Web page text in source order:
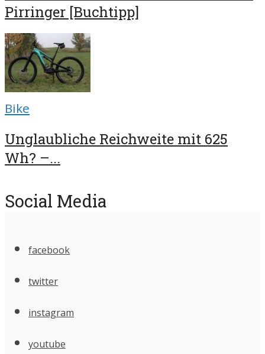
Pirringer [Buchtipp]
Bike
Unglaubliche Reichweite mit 625
Wh? –...
Social Media
facebook
twitter
instagram
youtube